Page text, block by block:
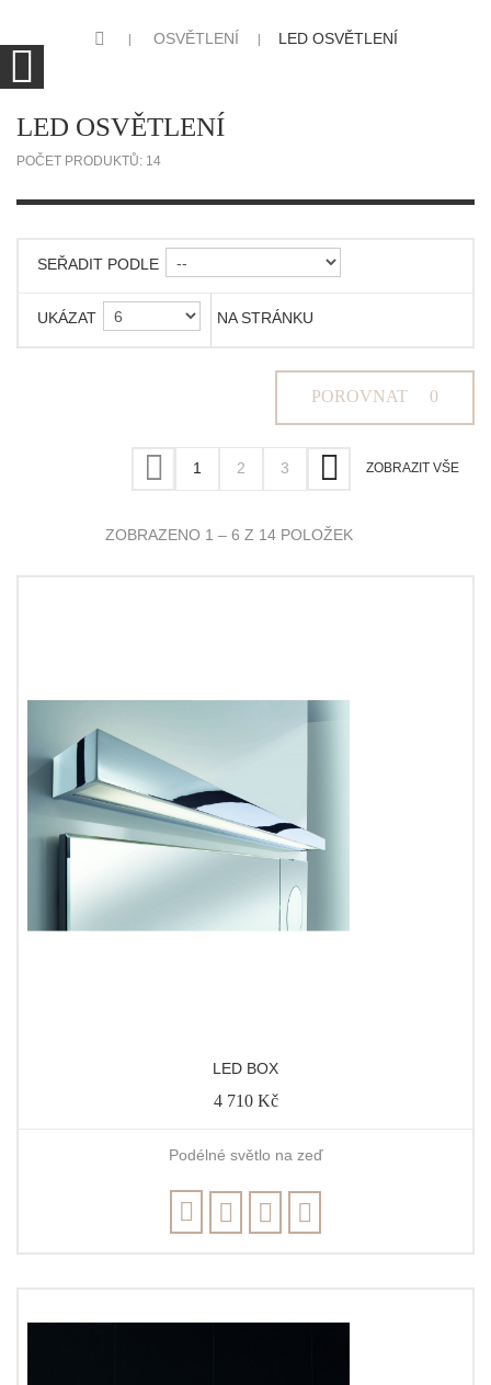
OSVĚTLENÍ LED OSVĚTLENÍ
LED OSVĚTLENÍ
POČET PRODUKTŮ: 14
SEŘADIT PODLE
UKÁZAT NA STRÁNKU
POROVNAT 0
ZOBRAZIT VŠE
1 2 3
ZOBRAZENO 1 – 6 Z 14 POLOŽEK
LED BOX
4 710 Kč
Podélné světlo na zeď